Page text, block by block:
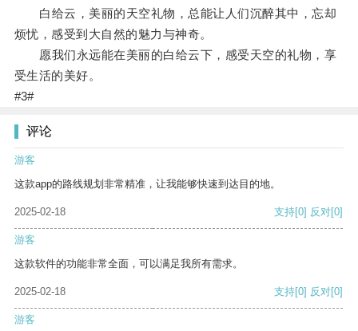
白给云，美丽的天空礼物，总能让人们沉醉其中，忘却
烦忧，感受到大自然的魅力与神奇。
愿我们永远能在美丽的白给云下，感受天空的礼物，享
受生活的美好。
#3#
评论
游客
这款app的路线规划非常精准，让我能够快速到达目的地。
2025-02-18 支持[0] 反对[0]
游客
这款软件的功能非常全面，可以满足我所有需求。
2025-02-18 支持[0] 反对[0]
游客